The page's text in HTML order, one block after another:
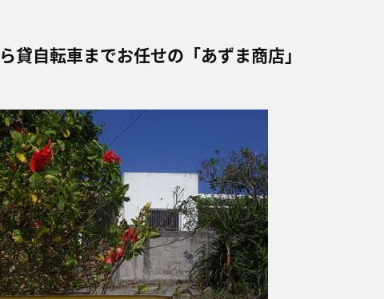
貸自転車までお任せの「あずま商店」